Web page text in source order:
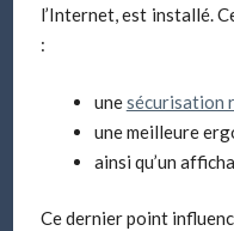
l’Internet, est installé.
:
unesécurisation
une meilleure
ainsi qu’un
Ce dernier point